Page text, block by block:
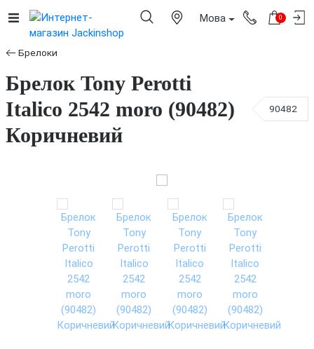
Мова 0
Брелоки
Брелок Tony Perotti
Italico 2542 moro (90482)
Коричневий
90482